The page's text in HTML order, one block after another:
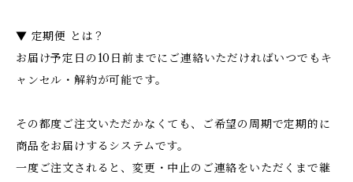
▼ 定期便 とは？
お届け予定日の10日前までにご連絡いただければいつでもキ
ャンセル・解約が可能です。
その都度ご注文いただかなくても、ご希望の周期で定期的に
商品をお届けするシステムです。
一度ご注文されると、変更・中止のご連絡をいただくまで継